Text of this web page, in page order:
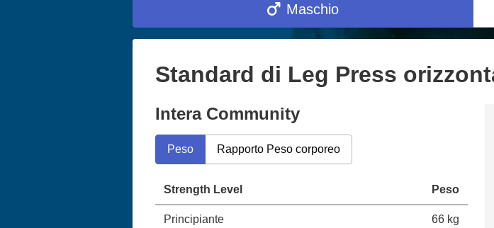
Maschio
Standard di Leg Press
Intera Community
Peso Rapporto Peso corporeo
Strength Level Peso
Principiante 66 kg